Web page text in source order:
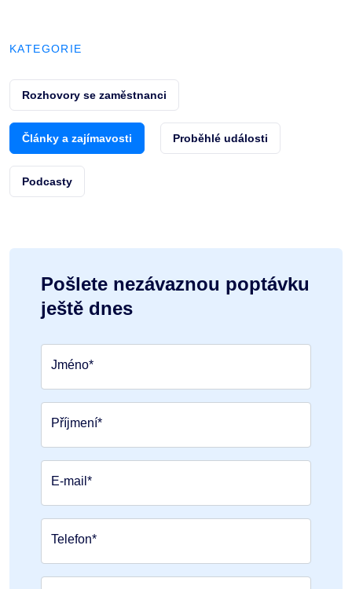
KATEGORIE
Rozhovory se zaměstnanci
Články a zajímavosti Proběhlé události
Podcasty
Pošlete nezávaznou poptávku
ještě dnes
Jméno*
Příjmení*
E-mail*
Telefon*